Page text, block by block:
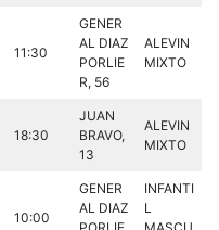
11:30
GENER
AL DIAZ
PORLIE
R, 56
ALEVIN
MIXTO
18:30
JUAN
BRAVO,
13
ALEVIN
MIXTO
10:00
GENER
AL DIAZ
INFANTI
L